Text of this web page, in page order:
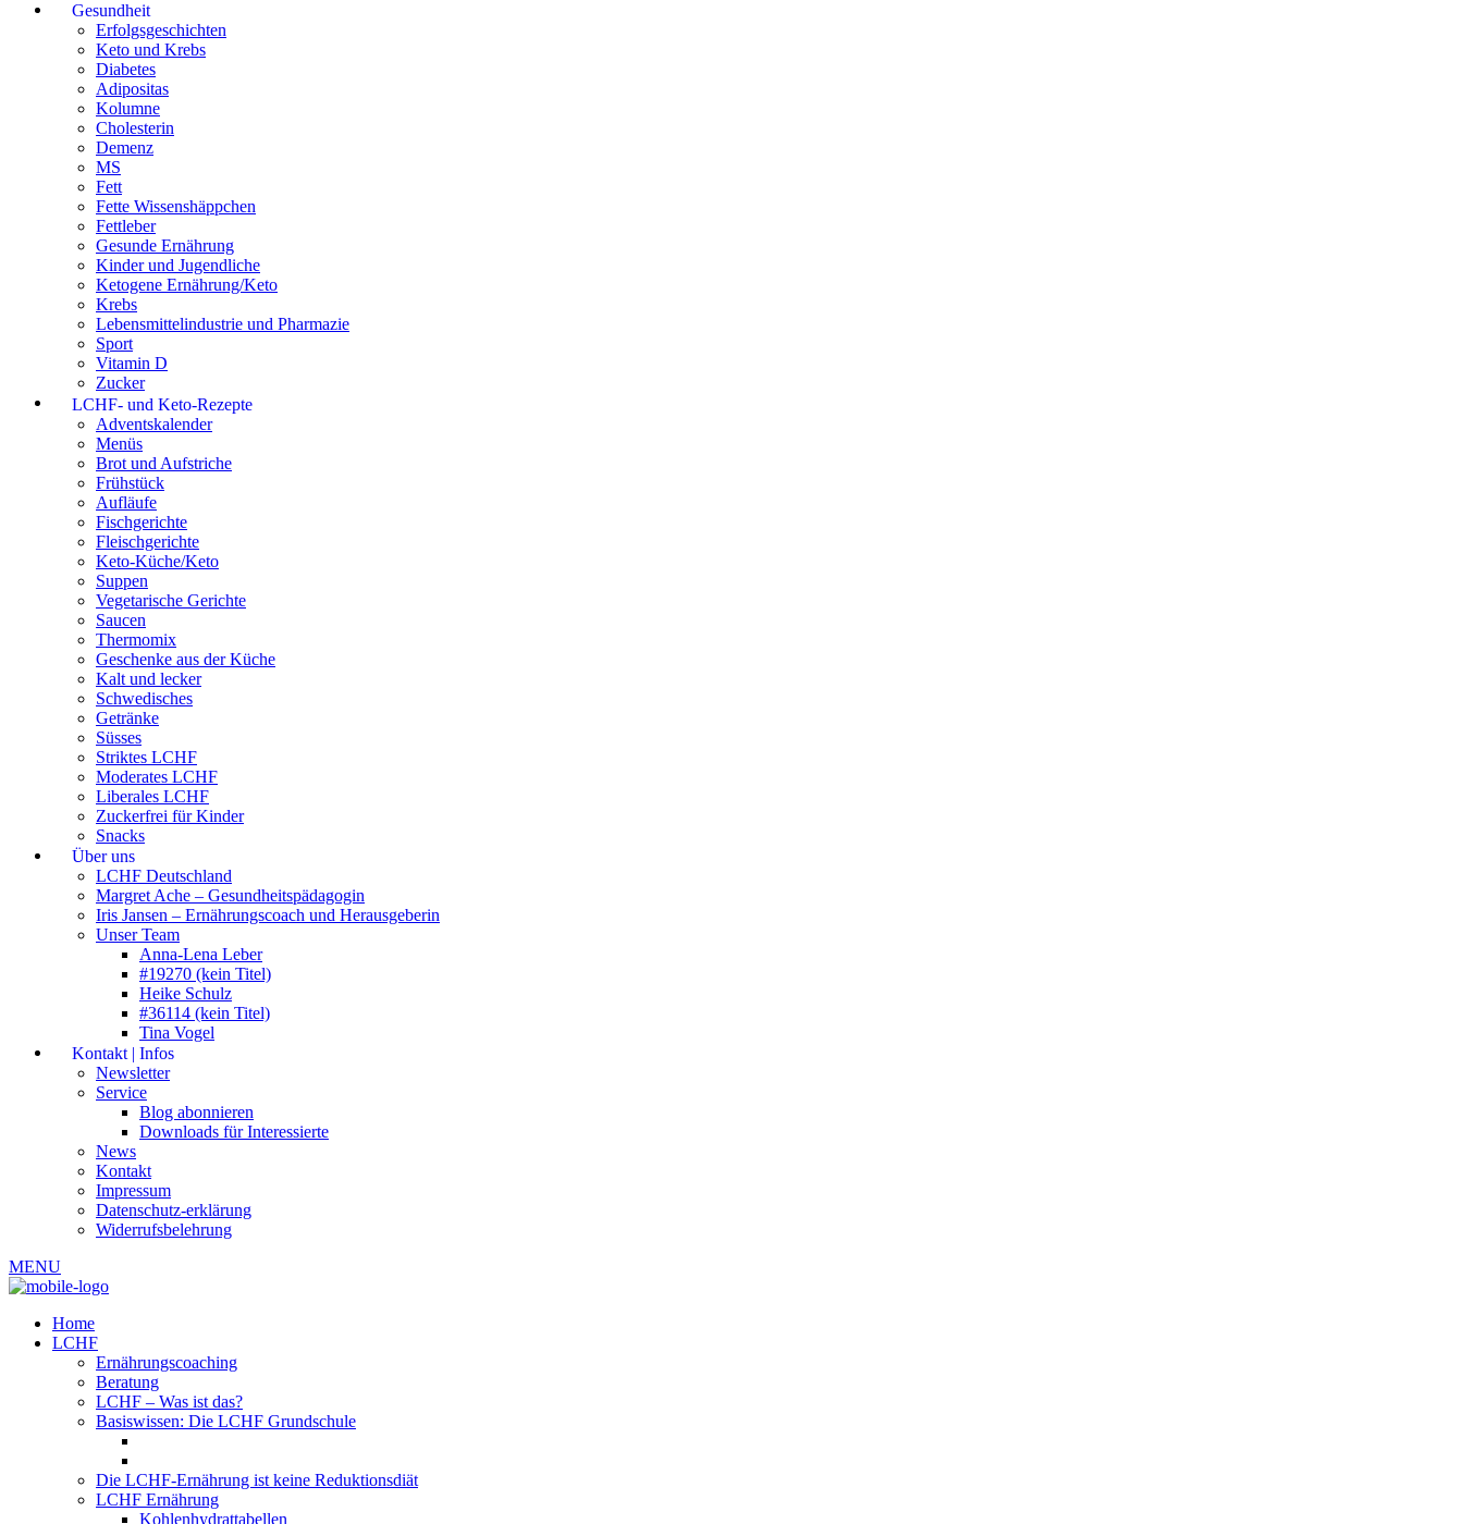
Gesundheit
Erfolgsgeschichten
Keto und Krebs
Diabetes
Adipositas
Kolumne
Cholesterin
Demenz
MS
Fett
Fette Wissenshäppchen
Fettleber
Gesunde Ernährung
Kinder und Jugendliche
Ketogene Ernährung/Keto
Krebs
Lebensmittelindustrie und Pharmazie
Sport
Vitamin D
Zucker
LCHF- und Keto-Rezepte
Adventskalender
Menüs
Brot und Aufstriche
Frühstück
Aufläufe
Fischgerichte
Fleischgerichte
Keto-Küche/Keto
Suppen
Vegetarische Gerichte
Saucen
Thermomix
Geschenke aus der Küche
Kalt und lecker
Schwedisches
Getränke
Süsses
Striktes LCHF
Moderates LCHF
Liberales LCHF
Zuckerfrei für Kinder
Snacks
Über uns
LCHF Deutschland
Margret Ache – Gesundheitspädagogin
Iris Jansen – Ernährungscoach und Herausgeberin
Unser Team
Anna-Lena Leber
#19270 (kein Titel)
Heike Schulz
#36114 (kein Titel)
Tina Vogel
Kontakt | Infos
Newsletter
Service
Blog abonnieren
Downloads für Interessierte
News
Kontakt
Impressum
Datenschutz-erklärung
Widerrufsbelehrung
MENU
Home
LCHF
Ernährungscoaching
Beratung
LCHF – Was ist das?
Basiswissen: Die LCHF Grundschule
Die LCHF-Ernährung ist keine Reduktionsdiät
LCHF Ernährung
Kohlenhydrattabellen